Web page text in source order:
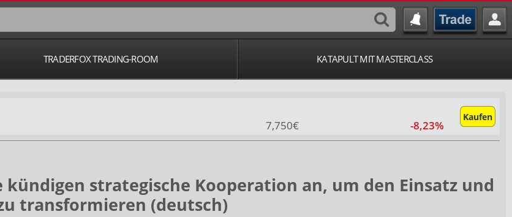
TRADERFOX TRADING-ROOM KATAPULT MIT MASTERCLASS
Kaufen
7,750€ -8,23%
kündigen strategische Kooperation an, um den Einsatz und
transformieren (deutsch)